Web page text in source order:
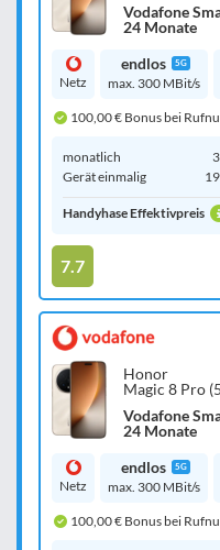
Vodafone
24 Monate
Netz
endlos 5G
max. 300 MBit/s
100,00 € Bonus bei
monatlich
Gerät einmalig
Handyhase Effektivpreis
7.7
Honor
Magic 8 Pro
Vodafone
24 Monate
Netz
endlos 5G
max. 300 MBit/s
100,00 € Bonus bei